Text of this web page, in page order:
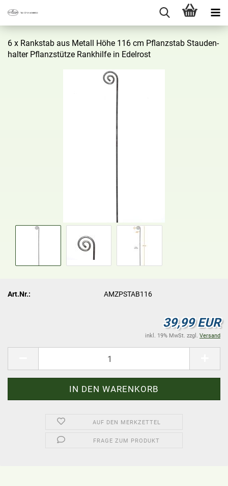
6 x Rank­stab aus Me­tall Höhe 116 cm Pflanz­stab Stau­den­
hal­ter Pflanz­stüt­ze Rank­hil­fe in Edel­rost
Art.Nr.: AMZPSTAB116
39,99 EUR
inkl. 19% MwSt. zzgl. Versand
AUF DEN MERKZETTEL
FRAGE ZUM PRODUKT